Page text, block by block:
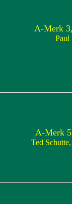
A-Merk
Paul
A-Merk 5
Ted